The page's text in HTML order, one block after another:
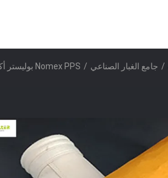
/ جامع الغبار الصناعي / Nomex PPS بوليستر أكياس مرشحات الألياف الزجاجية القرص السفلي مخصص